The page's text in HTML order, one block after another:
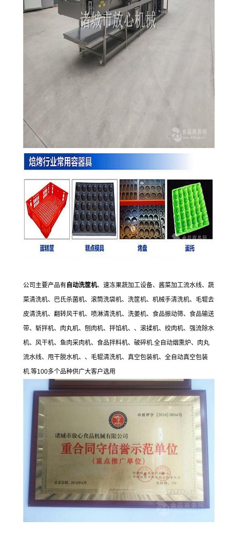
公司主要产品有 自动洗筐机、速冻果蔬加工设备、 酱菜加工流水线、蔬
菜清洗机、巴氏杀菌机、滚筒洗袋机、洗筐机、机械手清洗机、毛辊去
皮清洗机、翻转风干机、喷淋清洗机、洗姜机、食品振动筛、食品输送
带、斩拌机、肉丸机、刨肉机、拌馅机、、滚揉机、绞肉机、强流除水
机、风干机、鱼肉采肉机、食品拌料机、破碎机.全自动烟熏炉、肉丸
流水线、甩干脱水机、、毛辊清洗机、真空包装机、全自动真空包装
机.等100多个品种供广大客户选用